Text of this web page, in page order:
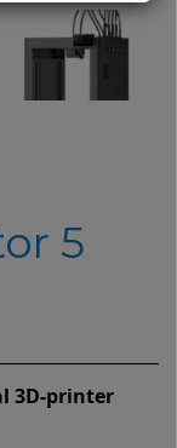
5
3D-printer